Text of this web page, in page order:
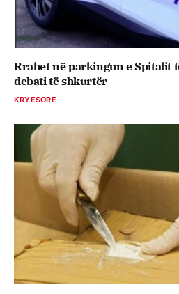
Rrahet në parkingun e Spitalit
debati të shkurtër
KRYESORE